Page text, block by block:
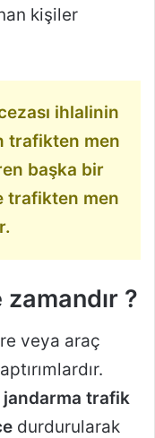
kişiler
ihlalinin
trafikten men
başka bir
trafikten men
?
veya araç
jandarma trafik
durdurularak